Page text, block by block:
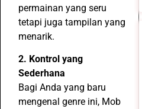
permainan yang seru
tetapi juga tampilan yang
menarik.
2. Kontrol yang
Sederhana
Bagi Anda yang baru
mengenal genre ini, Mob